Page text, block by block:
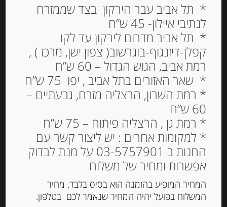
פסטה ביצים מקמח דורום
סמולינה ותרד “ספינוסי”
Fettuccine
₪29.00
מחיר ל 100 גרם: 11.60 ש"ח
הוספה לסל
* תל אביב עבר הירקון בצד שממזרח
לנתיבי איילון- 45 ש”ח
* תל אביב מדרום לירקון עד לקו
קפלן-דיזנגוף-בוגרשוב( צפון ישן, מרכז ) ,
רמת אביב, הגוש הגדול – 60 ש”ח
* שאר האזורים בתל אביב , יפו 75 ש”ח
* רמת השרון, הרצליה מזרח, גבעתיים –
60 ש”ח
* רמת גן , הרצליה פיתוח – 75 ש”ח
* למקומות אחרים : יש ליצור קשר עם
החנות ב 03-5757901 על מנת לבדוק
אפשרות ומחיר של משלוח
המחיר המופיע בהזמנה הוא בסיס בלבד. מחיר
המשלוח בפועל יהיה המחיר שנאמר לכם בטלפון.